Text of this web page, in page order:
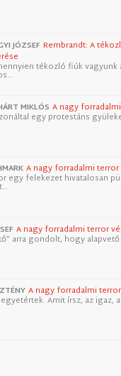
JÓZSEF Rembrandt: A
tékozló fiúk vagyunk
MIKLÓS A nagy
egy protestáns
A nagy forradalmi
egy felekezet hivatalosan
A nagy forradalmi terror
arra gondolt, hogy
A nagy forradalmi
Amit írsz, az igaz,